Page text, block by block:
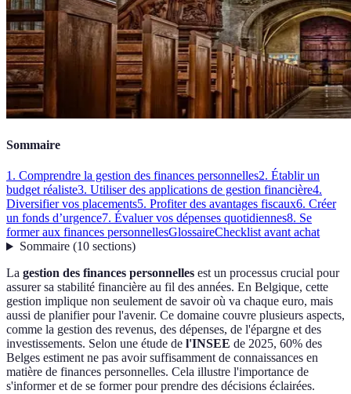
Sommaire
1. Comprendre la gestion des finances personnelles2. Établir un
budget réaliste3. Utiliser des applications de gestion financière4.
Diversifier vos placements5. Profiter des avantages fiscaux6. Créer
un fonds d’urgence7. Évaluer vos dépenses quotidiennes8. Se
former aux finances personnellesGlossaireChecklist avant achat
Sommaire(10 sections)
La gestion des finances personnelles est un processus crucial pour
assurer sa stabilité financière au fil des années. En Belgique, cette
gestion implique non seulement de savoir où va chaque euro, mais
aussi de planifier pour l'avenir. Ce domaine couvre plusieurs aspects,
comme la gestion des revenus, des dépenses, de l'épargne et des
investissements. Selon une étude de l'INSEE de 2025, 60% des
Belges estiment ne pas avoir suffisamment de connaissances en
matière de finances personnelles. Cela illustre l'importance de
s'informer et de se former pour prendre des décisions éclairées.